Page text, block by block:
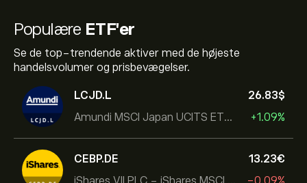
Populære ETF'er
Se de top-trendende aktiver med de højeste
handelsvolumer og prisbevægelser.
LCJD.L
Amundi MSCI Japan UCITS ETF Acc
26.83‎$‎
+1.09%
CEBP.DE
13.23‎€‎